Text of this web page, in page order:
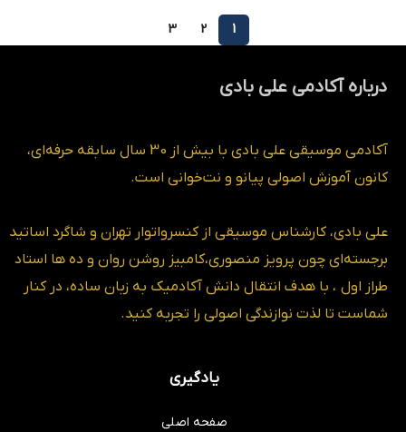
1
2
3
درباره آکادمی علی بادی
آکادمی موسیقی علی بادی با بیش از 30 سال سابقه حرفه‌ای،
کانون آموزش اصولی پیانو و نت‌خوانی است.
علی بادی، کارشناس موسیقی از کنسرواتوار تهران و شاگرد اساتید
برجسته‌ای چون پرویز منصوری،کامبیز روشن روان و ده ها استاد
طراز اول ، با هدف انتقال دانش آکادمیک به زبان ساده، در کنار
شماست تا لذت نوازندگی اصولی را تجربه کنید.
یادگیری
صفحه اصلی